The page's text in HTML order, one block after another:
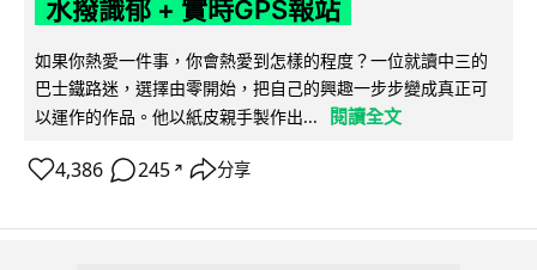
水撥識郁 + 實時GPS報站
如果你熱愛一件事，你會熱愛到怎樣的程度？一位就讀中三的
巴士鐵路迷，選擇由零開始，把自己的興趣一步步變成真正可
以運作的作品。他以紙皮親手製作出...
閱讀全文
4,386 245 ↗ 分享